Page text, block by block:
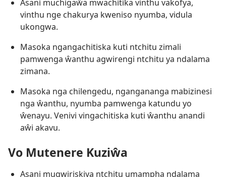
Asani muchigaŵa mwachitika vinthu vakofya,
vinthu nge chakurya kweniso nyumba, vidula
ukongwa.
Masoka ngangachitiska kuti ntchitu zimali
pamwenga ŵanthu agwirengi ntchitu ya ndalama
zimana.
Masoka nga chilengedu, ngangananga mabizinesi
nga ŵanthu, nyumba pamwenga katundu yo
ŵenayu. Venivi vingachitiska kuti ŵanthu anandi
aŵi akavu.
Vo Mutenere Kuziŵa
Asani mugwiriskiya ntchitu umampha ndalama